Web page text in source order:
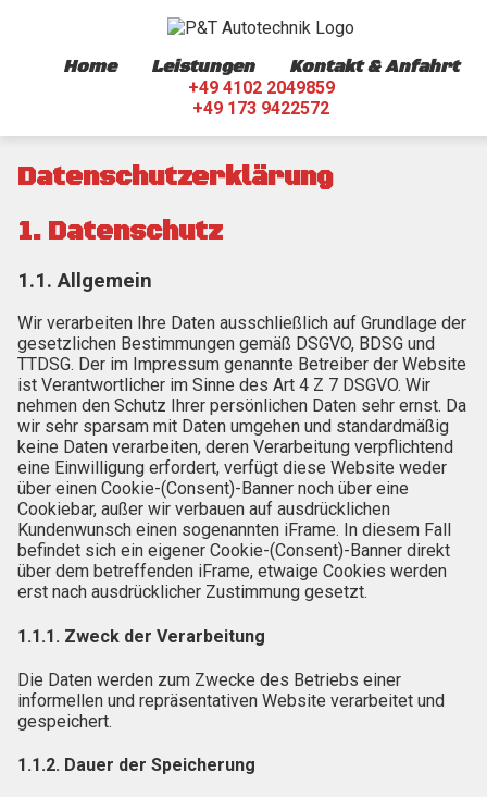
Home Leistungen Kontakt & Anfahrt
+49 4102 2049859
+49 173 9422572
Datenschutzerklärung
1. Datenschutz
1.1. Allgemein
Wir verarbeiten Ihre Daten ausschließlich auf Grundlage der
gesetzlichen Bestimmungen gemäß DSGVO, BDSG und
TTDSG. Der im Impressum genannte Betreiber der Website
ist Verantwortlicher im Sinne des Art 4 Z 7 DSGVO. Wir
nehmen den Schutz Ihrer persönlichen Daten sehr ernst. Da
wir sehr sparsam mit Daten umgehen und standardmäßig
keine Daten verarbeiten, deren Verarbeitung verpflichtend
eine Einwilligung erfordert, verfügt diese Website weder
über einen Cookie-(Consent)-Banner noch über eine
Cookiebar, außer wir verbauen auf ausdrücklichen
Kundenwunsch einen sogenannten iFrame. In diesem Fall
befindet sich ein eigener Cookie-(Consent)-Banner direkt
über dem betreffenden iFrame, etwaige Cookies werden
erst nach ausdrücklicher Zustimmung gesetzt.
1.1.1. Zweck der Verarbeitung
Die Daten werden zum Zwecke des Betriebs einer
informellen und repräsentativen Website verarbeitet und
gespeichert.
1.1.2. Dauer der Speicherung